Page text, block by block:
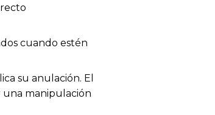
cuando estén
su anulación. El
una manipulación